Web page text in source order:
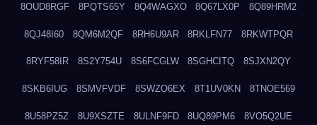
8OUD8RGF 8PQTS65Y 8Q4WAGXO 8Q67LX0P 8Q89HRM2
8QJ48I60 8QM6M2QF 8RH6U9AR 8RKLFN77 8RKWTPQR
8RYF58IR 8S2Y754U 8S6FCGLW 8SGHCITQ 8SJXN2QY
8SKB6IUG 8SMVFVDF 8SWZO6EX 8T1UV0KN 8TNOE569
8U58PZ5Z 8U9XSZTE 8ULNF9FD 8UQ89PM6 8VO5Q2UE